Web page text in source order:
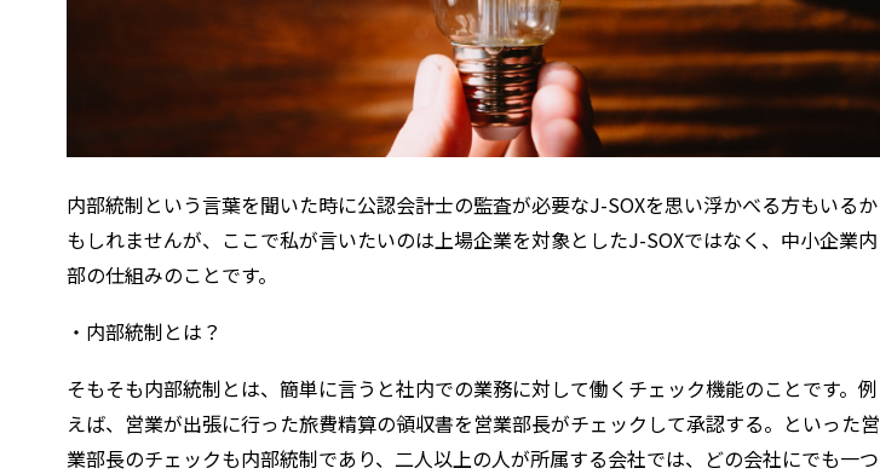
内部統制という言葉を聞いた時に公認会計士の監査が必要なJ-SOXを思い浮かべる方もいるか
もしれませんが、ここで私が言いたいのは上場企業を対象としたJ-SOXではなく、中小企業内
部の仕組みのことです。
・内部統制とは？
そもそも内部統制とは、簡単に言うと社内での業務に対して働くチェック機能のことです。例
えば、営業が出張に行った旅費精算の領収書を営業部長がチェックして承認する。といった営
業部長のチェックも内部統制であり、二人以上の人が所属する会社では、どの会社にでも一つ